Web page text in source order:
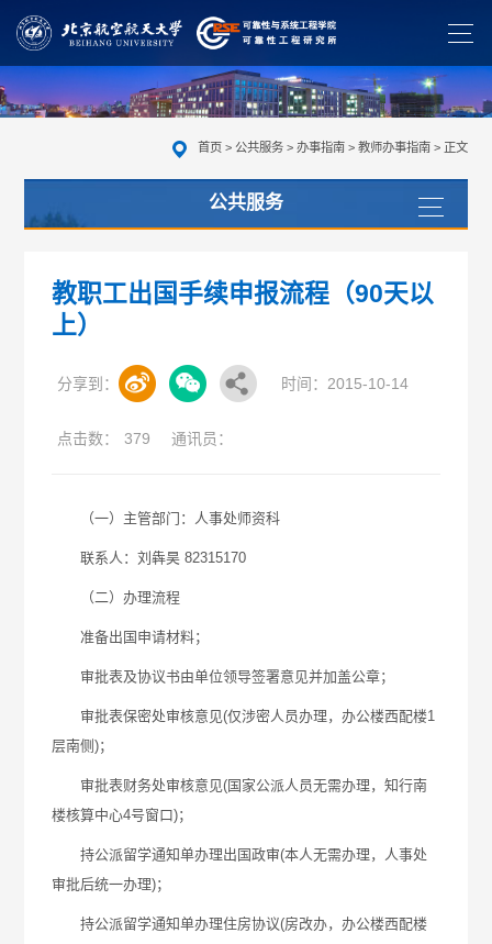
首页 > 公共服务> 办事指南 > 教师办事指南 > 正文
公共服务
教职工出国手续申报流程（90天以
上）
分享到： 时间：2015-10-14
点击数： 379 通讯员：
（一）主管部门：人事处师资科
联系人：刘犇昊 82315170
（二）办理流程
准备出国申请材料；
审批表及协议书由单位领导签署意见并加盖公章；
审批表保密处审核意见(仅涉密人员办理，办公楼西配楼1
层南侧)；
审批表财务处审核意见(国家公派人员无需办理，知行南
楼核算中心4号窗口)；
持公派留学通知单办理出国政审(本人无需办理，人事处
审批后统一办理)；
持公派留学通知单办理住房协议(房改办，办公楼西配楼